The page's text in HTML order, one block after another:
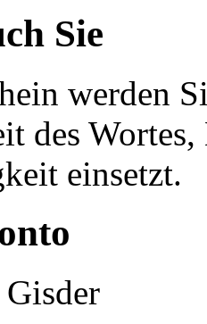
Sie
werden
des
einsetzt.